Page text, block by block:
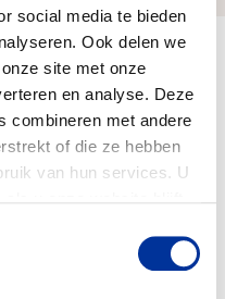
social media te bieden
Ook delen we
site met onze
en analyse. Deze
combineren met andere
of die ze hebben
van hun services. U
(2024)